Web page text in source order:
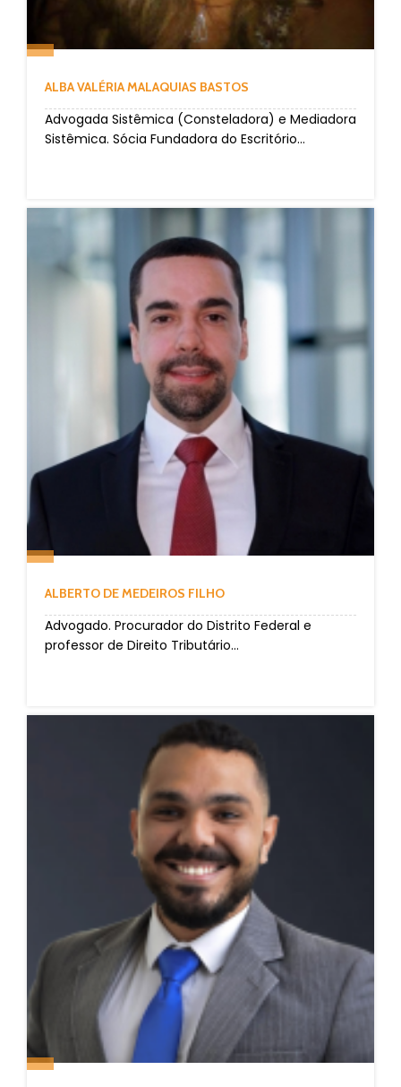
ALBA VALÉRIA MALAQUIAS BASTOS
Advogada Sistêmica (Consteladora) e Mediadora
Sistêmica. Sócia Fundadora do Escritório...
ALBERTO DE MEDEIROS FILHO
Advogado. Procurador do Distrito Federal e
professor de Direito Tributário...